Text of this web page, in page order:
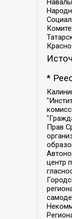
*
Калининградская региональная общественная организация "Экозащита!-Женсовет", Фонд содействия защите прав и свобод граждан "Общественный вердикт", Фонд "Институт Развития Свободы Информации", Частное учреждение "Информационное агентство МЕМО. РУ", Региональная общественная организация "Общественная комиссия по сохранению наследия академика Сахарова", Фонд поддержки свободы прессы, Санкт-Петербургская